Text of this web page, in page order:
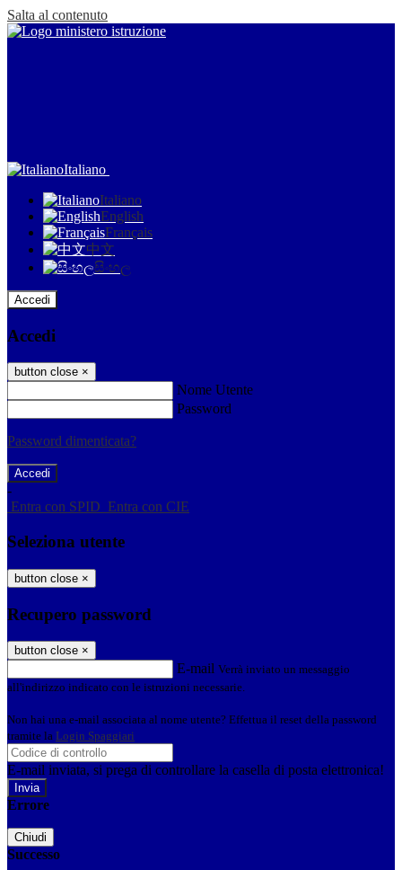
Salta al contenuto
Italiano
Italiano
English
Français
中文
සිංහල
Accedi
Accedi
button close ×
Nome Utente
Password
Password dimenticata?
-
Entra con SPID Entra con CIE
Seleziona utente
button close ×
Recupero password
button close ×
E-mail Verrà inviato un messaggio
all'indirizzo indicato con le istruzioni necessarie.
Non hai una e-mail associata al nome utente? Effettua il reset della password
tramite la Login Spaggiari
E-mail inviata, si prega di controllare la casella di posta elettronica!
Errore
Chiudi
Successo